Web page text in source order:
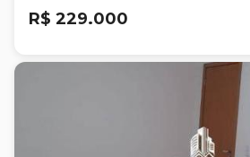
R$ 229.000